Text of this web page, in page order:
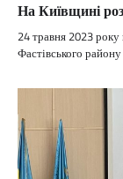
На Київщині
24 травня 2023 року
Фастівського